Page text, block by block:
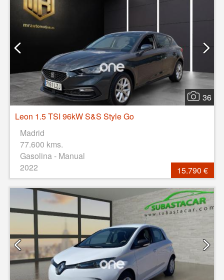
36
Leon 1.5 TSI 96kW S&S Style Go
Madrid
77.600 kms.
Gasolina - Manual
2022
15.790 €